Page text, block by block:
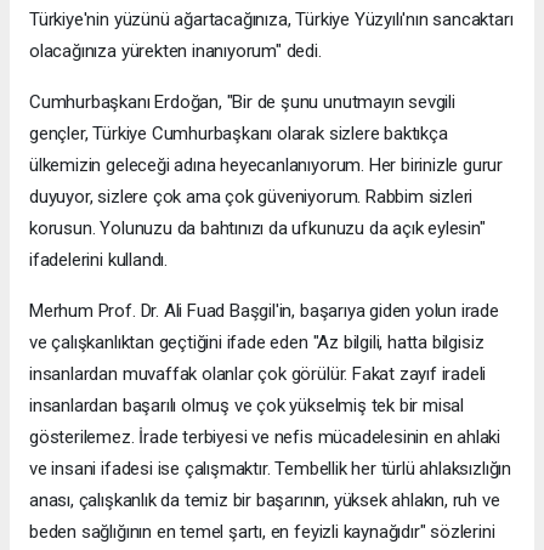
Türkiye'nin yüzünü ağartacağınıza, Türkiye Yüzyılı'nın sancaktarı
olacağınıza yürekten inanıyorum" dedi.
Cumhurbaşkanı Erdoğan, "Bir de şunu unutmayın sevgili
gençler, Türkiye Cumhurbaşkanı olarak sizlere baktıkça
ülkemizin geleceği adına heyecanlanıyorum. Her birinizle gurur
duyuyor, sizlere çok ama çok güveniyorum. Rabbim sizleri
korusun. Yolunuzu da bahtınızı da ufkunuzu da açık eylesin"
ifadelerini kullandı.
Merhum Prof. Dr. Ali Fuad Başgil'in, başarıya giden yolun irade
ve çalışkanlıktan geçtiğini ifade eden "Az bilgili, hatta bilgisiz
insanlardan muvaffak olanlar çok görülür. Fakat zayıf iradeli
insanlardan başarılı olmuş ve çok yükselmiş tek bir misal
gösterilemez. İrade terbiyesi ve nefis mücadelesinin en ahlaki
ve insani ifadesi ise çalışmaktır. Tembellik her türlü ahlaksızlığın
anası, çalışkanlık da temiz bir başarının, yüksek ahlakın, ruh ve
beden sağlığının en temel şartı, en feyizli kaynağıdır" sözlerini